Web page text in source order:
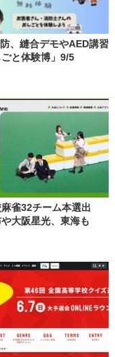
、縫合デモやAED講習
と体験博」9/5
雀32チーム本選出
大阪星光、東海も